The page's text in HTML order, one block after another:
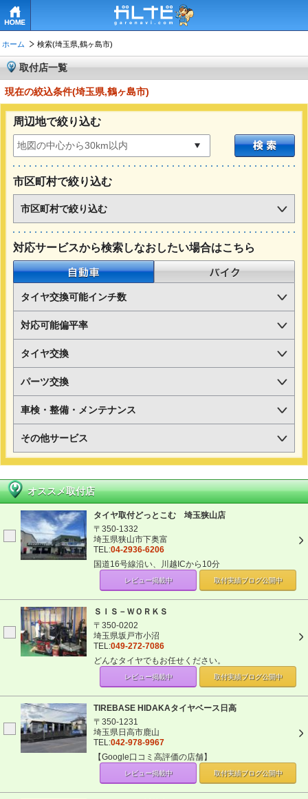
ホーム 検索(埼玉県,鶴ヶ島市)
取付店一覧
現在の絞込条件(埼玉県,鶴ヶ島市)
周辺地で絞り込む
市区町村で絞り込む
市区町村で絞り込む
対応サービスから検索しなおしたい場合はこちら
自動車
タイヤ交換可能インチ数
対応可能偏平率
タイヤ交換
パーツ交換
車検・整備・メンテナンス
その他サービス
オススメ取付店
タイヤ取付どっとこむ 埼玉狭山店
〒350-1332
埼玉県狭山市下奥富
TEL:04-2936-6206
国道16号線沿い、川越ICから10分
レビュー掲載中 取付実績ブログ公開中
ＳＩＳ－ＷＯＲＫＳ
〒350-0202
埼玉県坂戸市小沼
TEL:049-272-7086
どんなタイヤでもお任せください。
レビュー掲載中 取付実績ブログ公開中
TIREBASE HIDAKAタイヤベース日高
〒350-1231
埼玉県日高市鹿山
TEL:042-978-9967
【Google口コミ高評価の店舗】
レビュー掲載中 取付実績ブログ公開中